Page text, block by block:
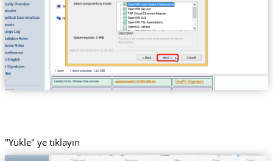
"Yükle" ye tıklayın